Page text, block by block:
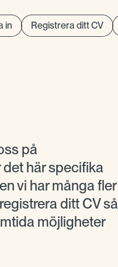
in Registrera ditt CV
på
här specifika
vi har många fler
ditt CV så
möjligheter